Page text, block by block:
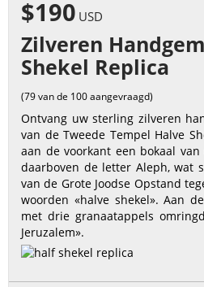
$190 USD
Zilveren
Shekel Replica
(79 van de 100 aangevraagd)
Ontvang uw sterling zilveren
van de Tweede Tempel Halve
aan de voorkant een bokaal
daarboven de letter Aleph, wat
van de Grote Joodse Opstand
woorden «halve shekel». Aan
met drie granaatappels
Jeruzalem».